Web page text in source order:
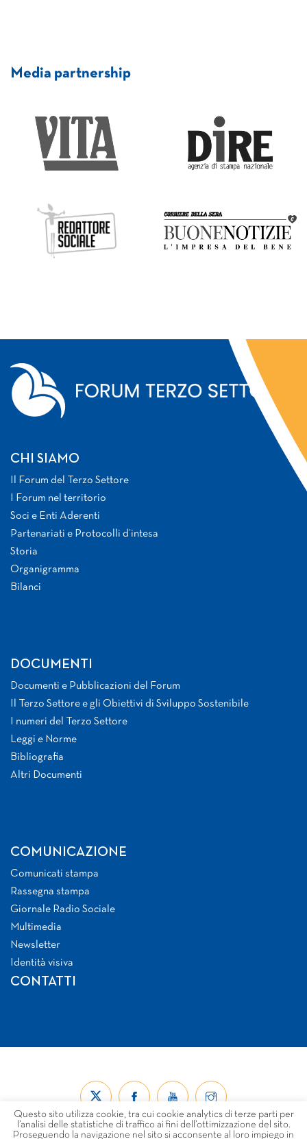
Media partnership
CHI SIAMO
Il Forum del Terzo Settore
I Forum nel territorio
Soci e Enti Aderenti
Partenariati e Protocolli d’intesa
Storia
Organigramma
Bilanci
DOCUMENTI
Documenti e Pubblicazioni del Forum
Il Terzo Settore e gli Obiettivi di Sviluppo Sostenibile
I numeri del Terzo Settore
Leggi e Norme
Bibliografia
Altri Documenti
COMUNICAZIONE
Comunicati stampa
Rassegna stampa
Giornale Radio Sociale
Multimedia
Newsletter
Identità visiva
CONTATTI
Questo sito utilizza cookie, tra cui cookie analytics di terze parti per
l’analisi delle statistiche di traffico ai fini dell’ottimizzazione del sito.
Proseguendo la navigazione nel sito si acconsente al loro impiego in